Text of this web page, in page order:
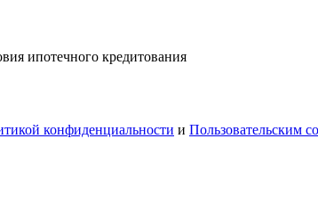
ипотечного кредитования
конфиденциальности и Пользовательским